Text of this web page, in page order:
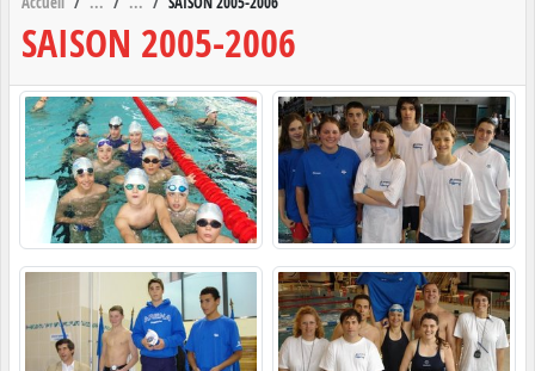
SAISON 2005-2006